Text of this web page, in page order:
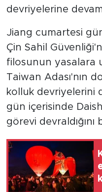
devriyelerine
Jiang cumartesi
Çin Sahil
filosunun yasalara
Taiwan Adası'nın
kolluk devriyelerini
gün içerisinde
görevi devraldığını
Seyahat